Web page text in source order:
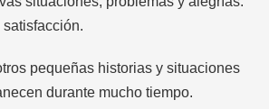
pequeñas historias y situaciones
durante mucho tiempo.